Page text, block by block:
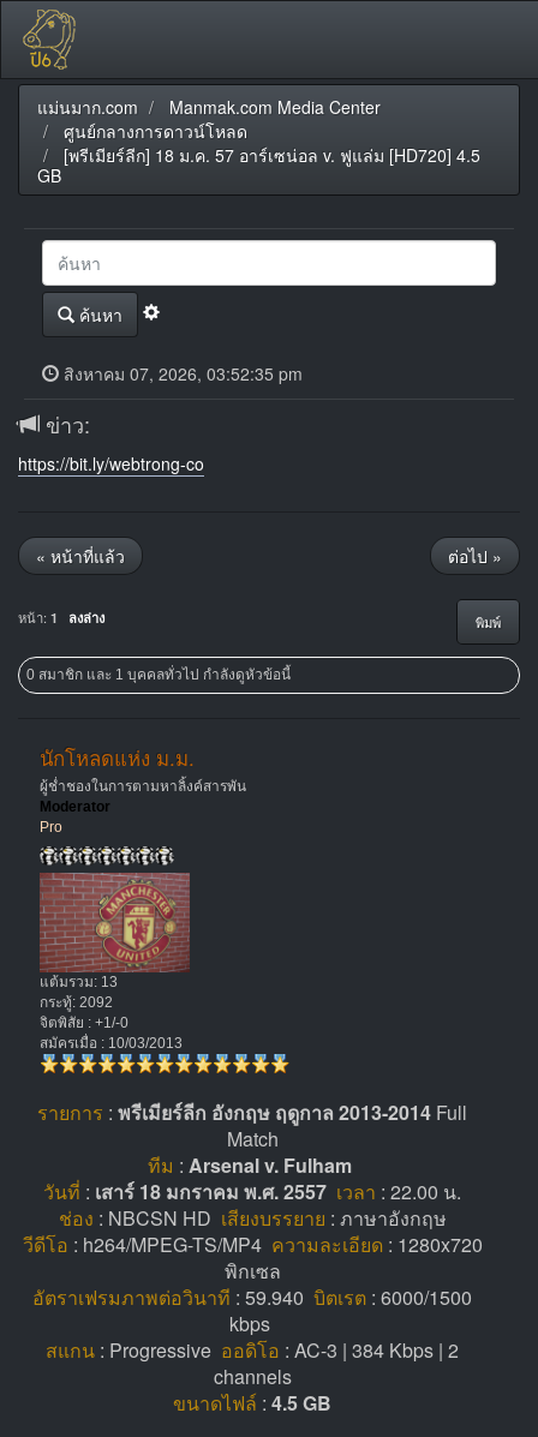
แม่นมาก.com
Manmak.com Media Center
ศูนย์กลางการดาวน์โหลด
[พรีเมียร์ลีก] 18 ม.ค. 57 อาร์เซน่อล v. ฟูแล่ม [HD720] 4.5
GB
ค้นหา
สิงหาคม 07, 2026, 03:52:35 pm
ข่าว:
https://bit.ly/webtrong-co
« หน้าที่แล้ว ต่อไป »
พิมพ์
หน้า: 1 ลงล่าง
0 สมาชิก และ 1 บุคคลทั่วไป กำลังดูหัวข้อนี้
นักโหลดแห่ง ม.ม.
ผู้ช่ำชองในการตามหาลิ้งค์สารพัน
Moderator
Pro
แต้มรวม: 13
กระทู้: 2092
จิตพิสัย : +1/-0
สมัครเมื่อ : 10/03/2013
รายการ : พรีเมียร์ลีก อังกฤษ ฤดูกาล 2013-2014 Full
Match
ทีม : Arsenal v. Fulham
วันที่ : เสาร์ 18 มกราคม พ.ศ. 2557 เวลา : 22.00 น.
ช่อง : NBCSN HD เสียงบรรยาย : ภาษาอังกฤษ
วีดีโอ : h264/MPEG-TS/MP4 ความละเอียด : 1280x720
พิกเซล
อัตราเฟรมภาพต่อวินาที : 59.940 บิตเรต : 6000/1500
kbps
สแกน : Progressive ออดิโอ : AC-3 | 384 Kbps | 2
channels
ขนาดไฟล์ : 4.5 GB